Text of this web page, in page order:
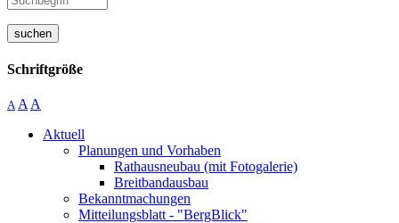
suchen
Schriftgröße
A A A
Aktuell
Planungen und Vorhaben
Rathausneubau (mit Fotogalerie)
Breitbandausbau
Bekanntmachungen
Mitteilungsblatt - "BergBlick"